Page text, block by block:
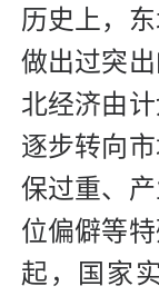
历史上，
做出过突
北经济由
逐步转向
保过重、
位偏僻等
起，国家